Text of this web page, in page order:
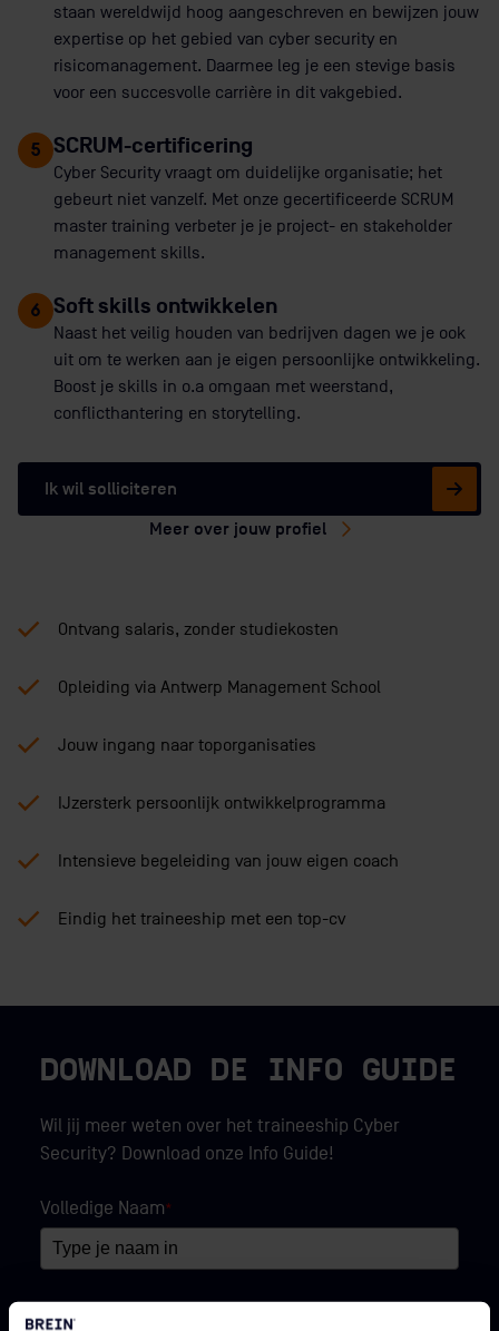
staan wereldwijd hoog aangeschreven en bewijzen jouw
expertise op het gebied van cyber security en
risicomanagement. Daarmee leg je een stevige basis
voor een succesvolle carrière in dit vakgebied.
5 SCRUM-certificering
Cyber Security vraagt om duidelijke organisatie; het
gebeurt niet vanzelf. Met onze gecertificeerde SCRUM
master training verbeter je je project- en stakeholder
management skills.
6 Soft skills ontwikkelen
Naast het veilig houden van bedrijven dagen we je ook
uit om te werken aan je eigen persoonlijke ontwikkeling.
Boost je skills in o.a omgaan met weerstand,
conflicthantering en storytelling.
Ik wil solliciteren
Meer over jouw profiel
Ontvang salaris, zonder studiekosten
Opleiding via Antwerp Management School
Jouw ingang naar toporganisaties
IJzersterk persoonlijk ontwikkelprogramma
Intensieve begeleiding van jouw eigen coach
Eindig het traineeship met een top-cv
DOWNLOAD DE INFO GUIDE
Wil jij meer weten over het traineeship Cyber
Security? Download onze Info Guide!
Volledige Naam*